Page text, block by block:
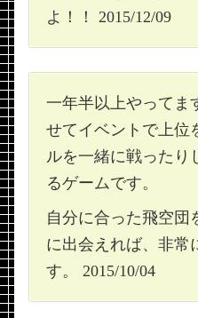
よ！！ 2015/12/09
一年半以上やってま
せてイベントで上位
ルを一緒に戦ったり
るゲームです。
自分に合った飛空団
に出会えれば、非常
す。 2015/10/04